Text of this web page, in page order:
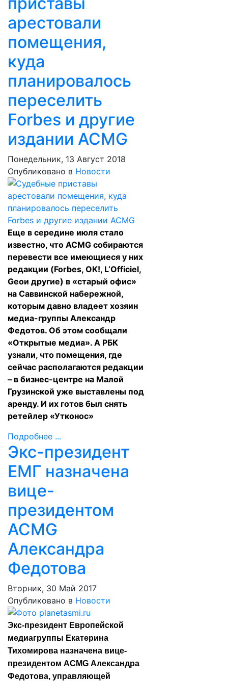
арестовали
помещения,
куда
планировалось
переселить
Forbes и другие
издании ACMG
Понедельник, 13 Август 2018
Опубликовано в Новости
Еще в середине июля стало
известно, что ACMG собираются
перевести все имеющиеся у них
редакции (Forbes, OK!, L’Officiel,
Geoи другие) в «старый офис»
на Саввинской набережной,
которым давно владеет хозяин
медиа-группы Александр
Федотов. Об этом сообщали
«Открытые медиа». А РБК
узнали, что помещения, где
сейчас располагаются редакции
– в бизнес-центре на Малой
Грузинской уже выставлены под
аренду. И их готов был снять
ретейлер «Утконос»
Подробнее ...
Экс-президент
ЕМГ назначена
вице-
президентом
ACMG
Александра
Федотова
Вторник, 30 Май 2017
Опубликовано в Новости
Экс-президент Европейской
медиагруппы Екатерина
Тихомирова назначена вице-
президентом ACMG Александра
Федотова, управляющей